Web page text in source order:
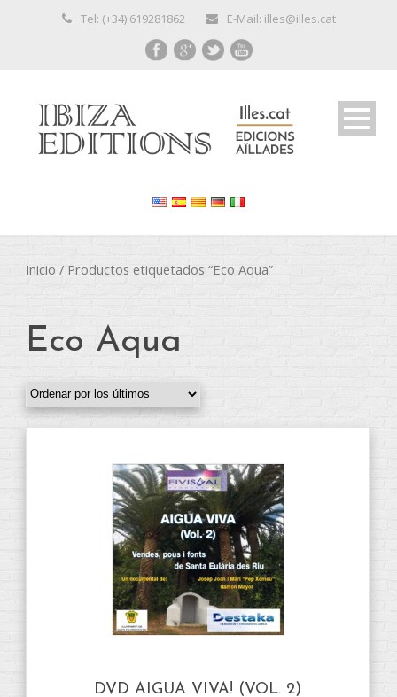
Tel: (+34) 619281862 E-Mail: illes@illes.cat
Inicio / Productos etiquetados “Eco Aqua”
Eco Aqua
DVD AIGUA VIVA! (VOL. 2)